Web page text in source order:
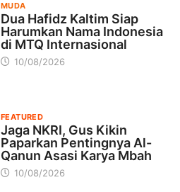
MUDA
Dua Hafidz Kaltim Siap
Harumkan Nama Indonesia
di MTQ Internasional
10/08/2026
FEATURED
Jaga NKRI, Gus Kikin
Paparkan Pentingnya Al-
Qanun Asasi Karya Mbah
10/08/2026